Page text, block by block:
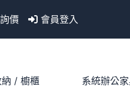
價 會員登入
/ 櫥櫃 系統辦公